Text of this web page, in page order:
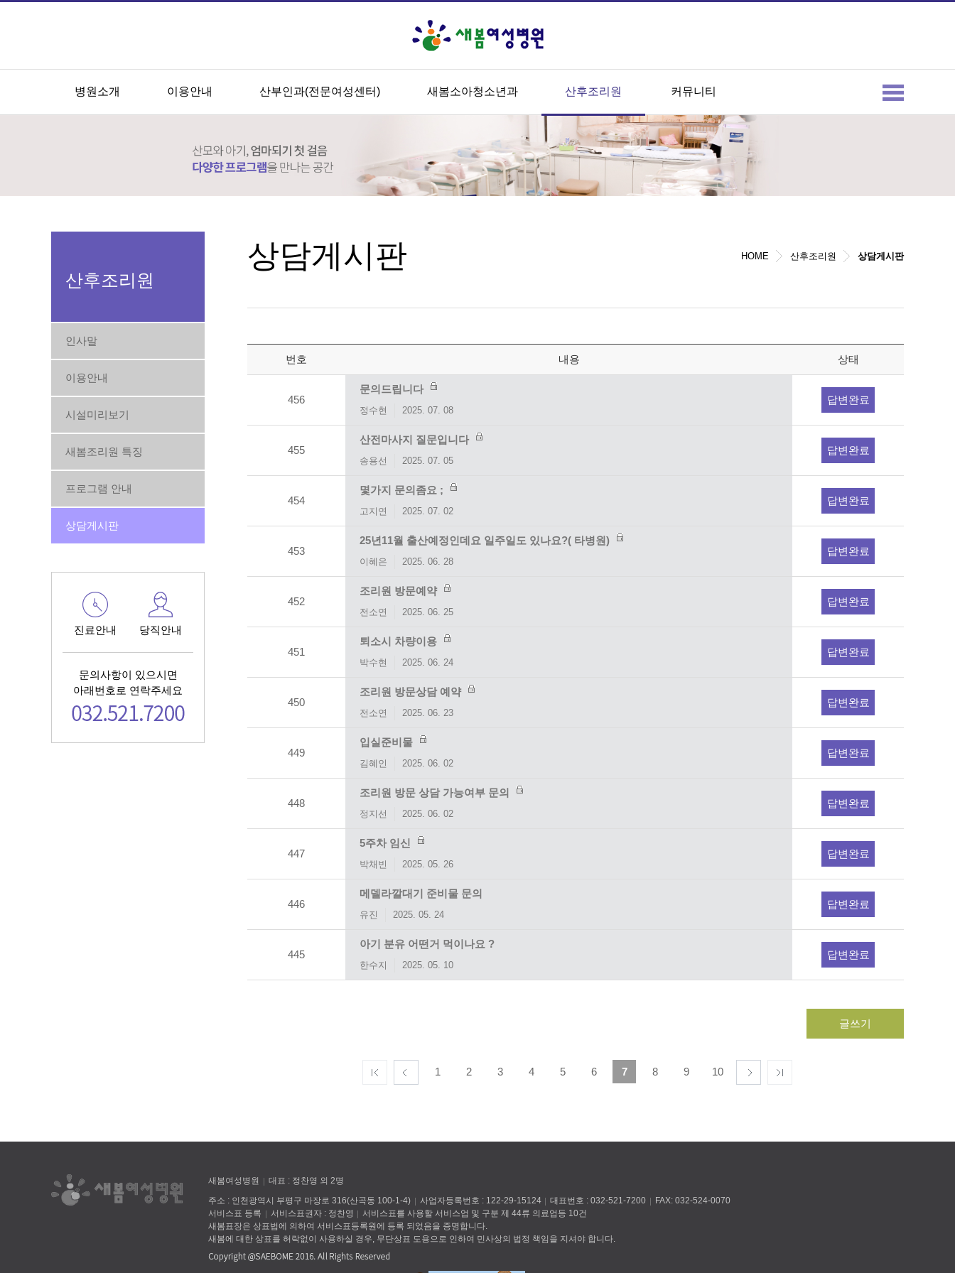
병원소개 이용안내 산부인과(전문여성센터) 새봄소아청소년과 산후조리원 커뮤니티
산후조리원
인사말
이용안내
시설미리보기
새봄조리원 특징
프로그램 안내
상담게시판
진료안내 당직안내
문의사항이 있으시면
아래번호로 연락주세요
상담게시판 HOME 산후조리원 상담게시판
번호 내용 상태
456
문의드립니다
정수현 2025. 07. 08
답변완료
455
산전마사지 질문입니다
송용선 2025. 07. 05
답변완료
454
몇가지 문의좀요 ;
고지연 2025. 07. 02
답변완료
453
25년11월 출산예정인데요 일주일도 있나요?( 타병원)
이혜은 2025. 06. 28
답변완료
452
조리원 방문예약
전소연 2025. 06. 25
답변완료
451
퇴소시 차량이용
박수현 2025. 06. 24
답변완료
450
조리원 방문상담 예약
전소연 2025. 06. 23
답변완료
449
입실준비물
김혜인 2025. 06. 02
답변완료
448
조리원 방문 상담 가능여부 문의
정지선 2025. 06. 02
답변완료
447
5주차 임신
박채빈 2025. 05. 26
답변완료
446
메델라깔대기 준비물 문의
유진 2025. 05. 24
답변완료
445
아기 분유 어떤거 먹이나요 ?
한수지 2025. 05. 10
답변완료
글쓰기
1 2 3 4 5 6 7 8 9 10
새봄여성병원
대표 : 정찬영 외 2명
주소 : 인천광역시 부평구 마장로 316(산곡동 100-1-4)
사업자등록번호 : 122-29-15124 대표번호 : 032-521-7200
FAX: 032-524-0070
서비스표 등록
서비스표권자 : 정찬영
서비스표를 사용할 서비스업 및 구분 제 44류 의료업등 10건
새봄표장은 상표법에 의하여 서비스표등록원에 등록 되었음을 증명합니다.
새봄에 대한 상표를 허락없이 사용하실 경우, 무단상표 도용으로 인하여 민사상의 법정 책임을 지셔야 합니다.